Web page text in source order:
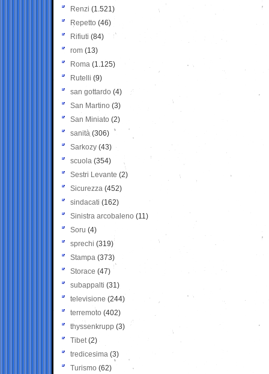
Renzi (1.521)
Repetto (46)
Rifiuti (84)
rom (13)
Roma (1.125)
Rutelli (9)
san gottardo (4)
San Martino (3)
San Miniato (2)
sanità (306)
Sarkozy (43)
scuola (354)
Sestri Levante (2)
Sicurezza (452)
sindacati (162)
Sinistra arcobaleno (11)
Soru (4)
sprechi (319)
Stampa (373)
Storace (47)
subappalti (31)
televisione(244)
terremoto (402)
thyssenkrupp (3)
Tibet(2)
tredicesima (3)
Turismo (62)